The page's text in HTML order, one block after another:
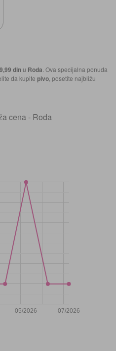
din u Roda . Ova specijalna ponuda
da kupite pivo , posetite najbližu
cena - Roda
05/2026 07/2026